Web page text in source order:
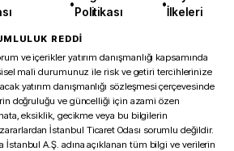
•
Politikası
•
İlkeleri
REDDİ
ve içerikler yatırım danışmanlığı kapsamında
mali durumunuz ile risk ve getiri tercihlerinize
yatırım danışmanlığı sözleşmesi çerçevesinde
doğruluğu ve güncelliği için azami özen
eksiklik, gecikme veya bu bilgilerin
İstanbul Ticaret Odası sorumlu değildir.
İstanbul A.Ş. adına açıklanan tüm bilgi ve verilerin